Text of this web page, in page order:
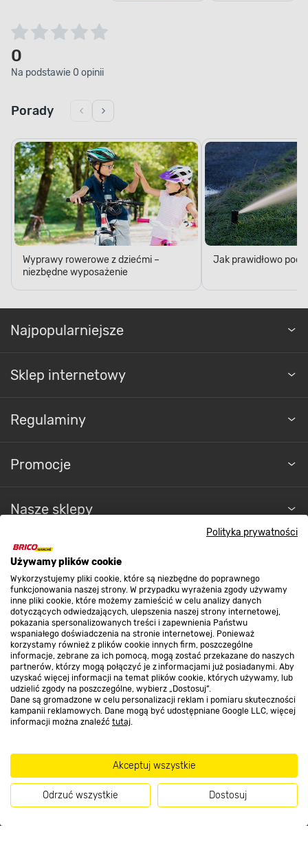
Polityka prywatności
Używamy plików cookie
Wykorzystujemy pliki cookie, które są niezbędne do poprawnego
funkcjonowania naszej strony. W przypadku wyrażenia zgody używamy
inne pliki cookie, które możemy zamieścić w celu analizy danych
dotyczących odwiedzających, ulepszenia naszej strony internetowej,
pokazania spersonalizowanych treści i zapewnienia Państwu
wspaniałego doświadczenia na stronie internetowej. Ponieważ
korzystamy również z plików cookie innych firm, poszczególne
informacje, zebrane za ich pomocą, mogą zostać przekazane do naszych
partnerów, którzy mogą połączyć je z informacjami już posiadanymi. Aby
uzyskać więcej informacji na temat plików cookie, których używamy, lub
udzielić zgody na poszczególne, wybierz „Dostosuj”.
Dane są gromadzone w celu personalizacji reklam i pomiaru skuteczności
kampanii reklamowych. Dane mogą być udostępniane Google LLC, więcej
informacji można znaleźć tutaj.
Akceptuj wszystkie
Odrzuć wszystkie Dostosuj
0
Na podstawie 0 opinii
Porady
Wyprawy rowerowe z dziećmi –
niezbędne wyposażenie
Jak prawidłowo
Najpopularniejsze
Sklep internetowy
Regulaminy
Promocje
Nasze sklepy
O nas
Kontakt do sklepu
Strefa biznesu
Dołącz do nas